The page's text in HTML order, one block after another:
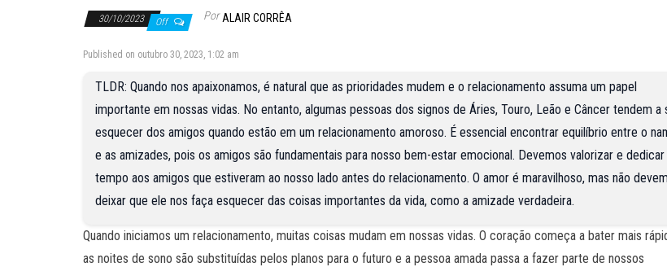
30/10/2023 Off Por ALAIR CORRÊA
Published on outubro 30, 2023, 1:02 am
TLDR: Quando nos apaixonamos, é natural que as prioridades mudem e o relacionamento assuma um papel
importante em nossas vidas. No entanto, algumas pessoas dos signos de Áries, Touro, Leão e Câncer tendem a
esquecer dos amigos quando estão em um relacionamento amoroso. É essencial encontrar equilíbrio entre o
e as amizades, pois os amigos são fundamentais para nosso bem-estar emocional. Devemos valorizar e dedicar
tempo aos amigos que estiveram ao nosso lado antes do relacionamento. O amor é maravilhoso, mas não
deixar que ele nos faça esquecer das coisas importantes da vida, como a amizade verdadeira.
Quando iniciamos um relacionamento, muitas coisas mudam em nossas vidas. O coração começa a bater mais
as noites de sono são substituídas pelos planos para o futuro e a pessoa amada passa a fazer parte de nossos